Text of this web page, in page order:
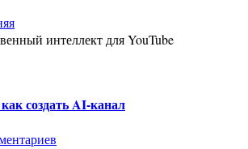
интеллект для YouTube
создать AI-канал